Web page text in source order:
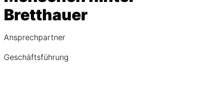
Bretthauer
Ansprechpartner
Geschäftsführung